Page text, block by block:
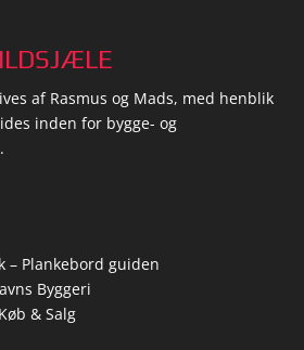
af Rasmus og Mads, med henblik
inden for bygge- og
– Plankebord guiden
Byggeri
& Salg